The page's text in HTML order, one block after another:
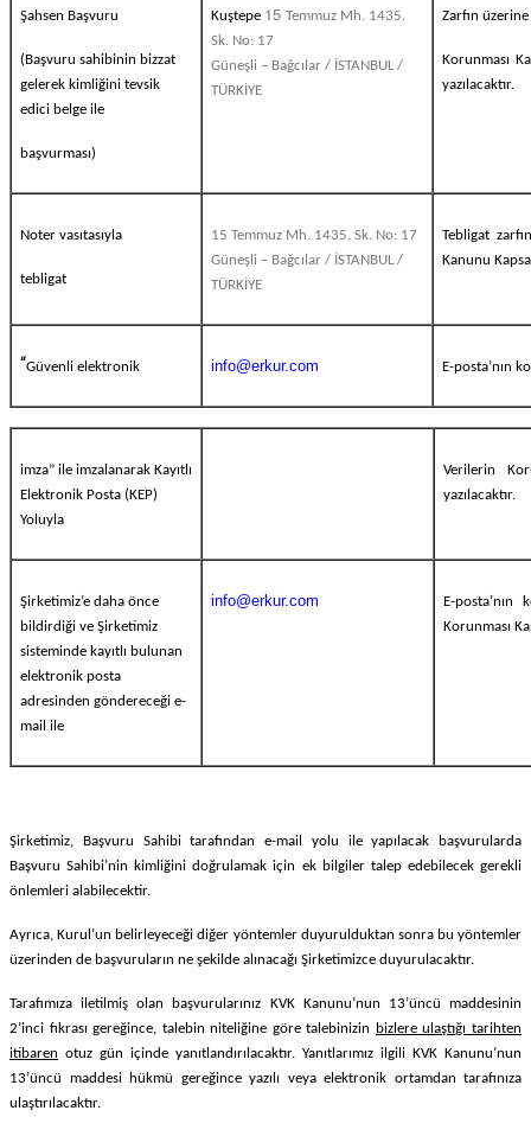
Şahsen Başvuru
(Başvuru sahibinin bizzat
gelerek kimliğini tevsik
edici belge ile
başvurması)
Kuştepe 15 Temmuz Mh. 1435.
Sk. No: 17
Güneşli – Bağcılar / İSTANBUL /
TÜRKİYE
Zarfın
Korunması
yazılacaktır.
Noter vasıtasıyla
tebligat
15 Temmuz Mh. 1435. Sk. No: 17
Güneşli – Bağcılar / İSTANBUL /
TÜRKİYE
Tebligat
Kanunu
“Güvenli elektronik info@erkur.com E-posta’nın
imza” ile imzalanarak Kayıtlı
Elektronik Posta (KEP)
Yoluyla
Verilerin
yazılacaktır.
Şirketimiz’e daha önce
bildirdiği ve Şirketimiz
sisteminde kayıtlı bulunan
elektronik posta
adresinden göndereceği e-
mail ile
info@erkur.com
E-posta’nın
Korunması
Şirketimiz, Başvuru Sahibi tarafından e-mail yolu ile yapılacak başvurularda
Başvuru Sahibi’nin kimliğini doğrulamak için ek bilgiler talep edebilecek gerekli
önlemleri alabilecektir.
Ayrıca, Kurul’un belirleyeceği diğer yöntemler duyurulduktan sonra bu yöntemler
üzerinden de başvuruların ne şekilde alınacağı Şirketimizce duyurulacaktır.
Tarafımıza iletilmiş olan başvurularınız KVK Kanunu’nun 13’üncü maddesinin
2’inci fıkrası gereğince, talebin niteliğine göre talebinizin
bizlere ulaştığı tarihten
itibaren otuz gün içinde yanıtlandırılacaktır. Yanıtlarımız ilgili KVK Kanunu’nun
13’üncü maddesi hükmü gereğince yazılı veya elektronik ortamdan tarafınıza
ulaştırılacaktır.